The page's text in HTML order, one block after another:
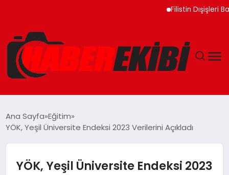
Filistin Dışişleri
GÜNCEL
EĞITIM
Ana Sayfa Eğitim
YÖK, Yeşil Üniversite Endeksi 2023 Verilerini Açıkladı
YÖK, Yeşil Üniversite Endeksi 2023